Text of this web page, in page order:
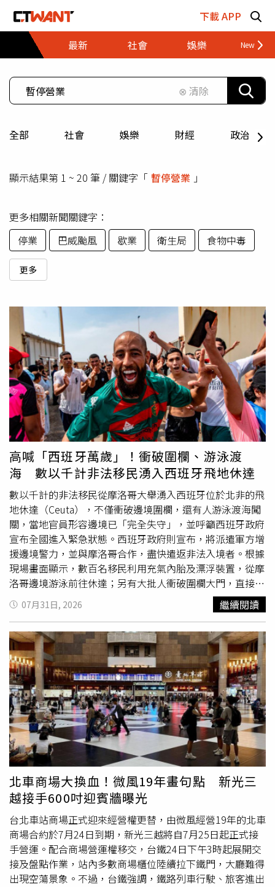
下載 APP
最新
社會 娛樂 財經
⊗ 清除
全部 社會 娛樂 財經 政治
顯示結果第 1 ~ 20 筆 / 關鍵字「 暫停營業 」
更多相關新聞關鍵字：
停業
巴威颱風 歇業 衛生局 食物中毒
更多
高喊「西班牙萬歲」！衝破圍欄、游泳渡
海 數以千計非法移民湧入西班牙飛地休達
數以千計的非法移民從摩洛哥大舉湧入西班牙位於北非的飛
地休達（Ceuta），不僅衝破邊境圍欄，還有人游泳渡海闖
關，當地官員形容邊境已「完全失守」，並呼籲西班牙政府
宣布全國進入緊急狀態。西班牙政府則宣布，將派遣軍方增
援邊境警力，並與摩洛哥合作，盡快遣返非法入境者。根據
現場畫面顯示，數百名移民利用充氣內胎及漂浮裝置，從摩
洛哥邊境游泳前往休達；另有大批人衝破圍欄大門，直接跑
進市區。不少人越境後高喊「西班牙萬歲」，其中這些非法
移民包括男子、婦女及孩童。代表西班牙國民警衛隊休達分
會的協會主席斯比希（Rachid Sbihi）表示，目前無法確認
實際人數，但已有數以千計移民越境，形容現場「完全混
亂」，兩國邊界已「完全崩潰」。他與人權人士指出，至少
有3人在試圖游泳前往休達途中喪命。西班牙媒體《EFE
Noticias》報導，長達約4.8公里的人潮一度壓垮摩洛哥警方
防線。摩洛哥當局隨後出動鎮暴警力、催淚瓦斯及水砲驅散
人群，部分移民最後退回北部城鎮過夜，準備再次嘗試越
境。受到事件影響，休達居民被要求留在家中，當地不少商
店、酒吧及餐廳也暫停營業
。西班牙內政部表示，摩洛哥政
府正與西班牙正密切合作處理此次事件，摩洛哥警方也持續
阻止更多人闖越邊境。西班牙預計於週五前部署軍力支援休
達邊境，內政部長馬拉斯卡（Fernando Grande-
Marlaska）也將親赴當地了解情況。事實上，休達曾於
2021年發生類似事件，當時約有1萬名來自摩洛哥及撒哈拉
以南非洲的移民湧入當地。
07月31日, 2026 繼續閱讀
北車商場大換血！微風19年畫句點 新光三
越接手600吋迎賓牆曝光
台北車站商場正式迎來經營權更替，由微風經營19年的北車
商場合約於7月24日到期，新光三越將自7月25日起正式接
手營運。配合商場營運權移交，台鐵24日下午3時起展開交
接及盤點作業，站內多數商場櫃位陸續拉下鐵門，大廳難得
出現空蕩景象。不過，台鐵強調，鐵路列車行駛、旅客進出